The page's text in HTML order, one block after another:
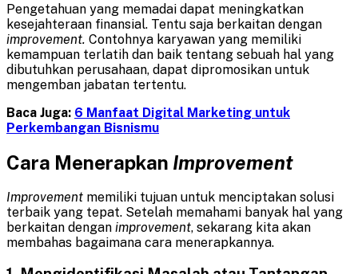
Pengetahuan yang memadai dapat meningkatkan
kesejahteraan finansial. Tentu saja berkaitan dengan
improvement. Contohnya karyawan yang memiliki
kemampuan terlatih dan baik tentang sebuah hal yang
dibutuhkan perusahaan, dapat dipromosikan untuk
mengemban jabatan tertentu.
Baca Juga: 6 Manfaat Digital Marketing untuk
Perkembangan Bisnismu
Cara Menerapkan Improvement
Improvement memiliki tujuan untuk menciptakan solusi
terbaik yang tepat. Setelah memahami banyak hal yang
berkaitan dengan improvement, sekarang kita akan
membahas bagaimana cara menerapkannya.